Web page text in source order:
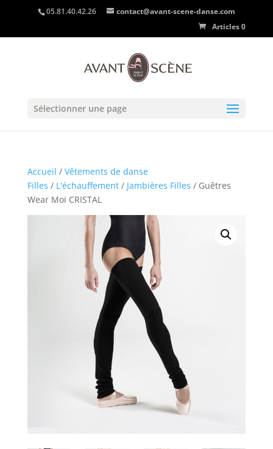
05.81.40.42.26
contact@avant-scene-danse.com
Articles 0
Sélectionner une page
Accueil / Vêtements de danse
Filles / L'échauffement/ Jambières Filles / Guêtres
Wear Moi CRISTAL